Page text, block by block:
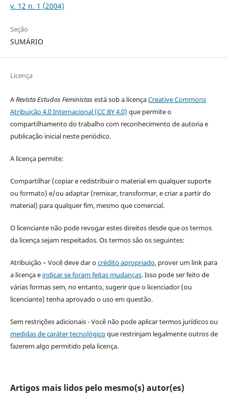
v. 12 n. 1 (2004)
Seção
SUMÁRIO
Licença
ARevista Estudos Feministasestá sob a licençaCreative Commons
Atribuição 4.0 Internacional (CC BY 4.0) que permite o
compartilhamento do trabalho com reconhecimento de autoria e
publicação inicial neste periódico.
A licença permite:
Compartilhar (copiar e redistribuir o material em qualquer suporte
ou formato) e/ou adaptar (remixar, transformar, e criar a partir do
material) para qualquer fim, mesmo que comercial.
O licenciante não pode revogar estes direitos desde que os termos
da licença sejam respeitados. Os termos são os seguintes:
Atribuição – Você deve dar ocrédito apropriado, prover um link para
a licença e indicar se foram feitas mudanças. Isso pode ser feito de
várias formas sem, no entanto, sugerir que o licenciador (ou
licenciante) tenha aprovado o uso em questão.
Sem restrições adicionais - Você não pode aplicar termos jurídicos ou
medidas de caráter tecnológicoque restrinjam legalmente outros de
fazerem algo permitido pela licença.
Artigos mais lidos pelo mesmo(s) autor(es)